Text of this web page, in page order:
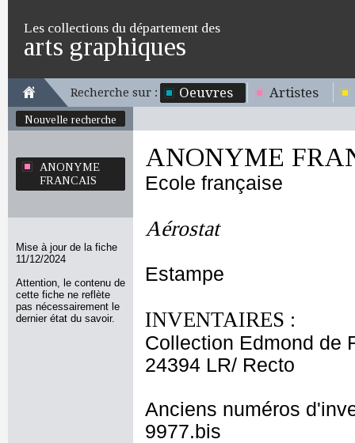
Les collections du département des
arts graphiques
Recherche sur : Oeuvres Artistes
Nouvelle recherche
ANONYME
FRANCAIS
Mise à jour de la fiche
11/12/2024
Attention, le contenu de
cette fiche ne reflète
pas nécessairement le
dernier état du savoir.
ANONYME
Ecole française
Aérostat
Estampe
INVENTAIRES :
Collection Edmond de
24394 LR/ Recto
Anciens numéros
9977.bis